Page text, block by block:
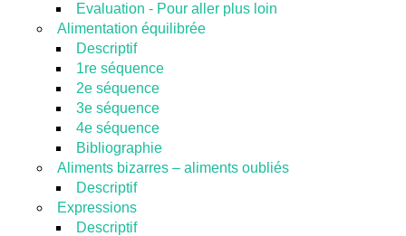
Evaluation - Pour aller plus loin
Alimentation équilibrée
Descriptif
1re séquence
2e séquence
3e séquence
4e séquence
Bibliographie
Aliments bizarres – aliments oubliés
Descriptif
Expressions
Descriptif